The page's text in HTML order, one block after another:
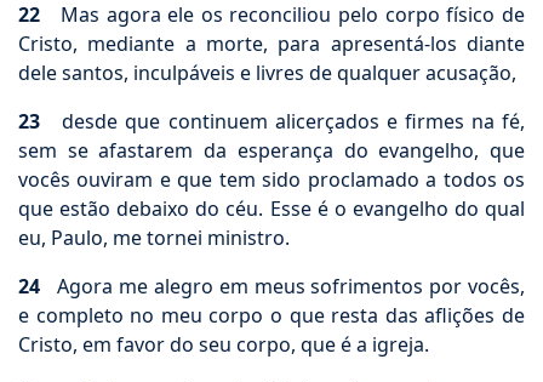
22 Mas agora ele os reconciliou pelo corpo físico de
Cristo, mediante a morte, para apresentá-los diante
dele santos, inculpáveis e livres de qualquer acusação,
23 desde que continuem alicerçados e firmes na fé,
sem se afastarem da esperança do evangelho, que
vocês ouviram e que tem sido proclamado a todos os
que estão debaixo do céu. Esse é o evangelho do qual
eu, Paulo, me tornei ministro.
24 Agora me alegro em meus sofrimentos por vocês,
e completo no meu corpo o que resta das aflições de
Cristo, em favor do seu corpo, que é a igreja.